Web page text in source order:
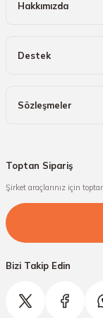
Hakkımızda
Destek
Sözleşmeler
Toptan Sipariş
Şirket araçlarınız için
Bizi Takip Edin